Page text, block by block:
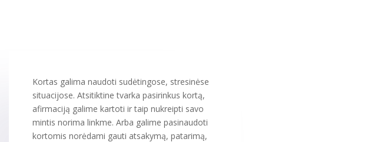
Kortas galima naudoti sudėtingose, stresinėse
situacijose. Atsitiktine tvarka pasirinkus kortą,
afirmaciją galime kartoti ir taip nukreipti savo
mintis norima linkme. Arba galime pasinaudoti
kortomis norėdami gauti atsakymą, patarimą,